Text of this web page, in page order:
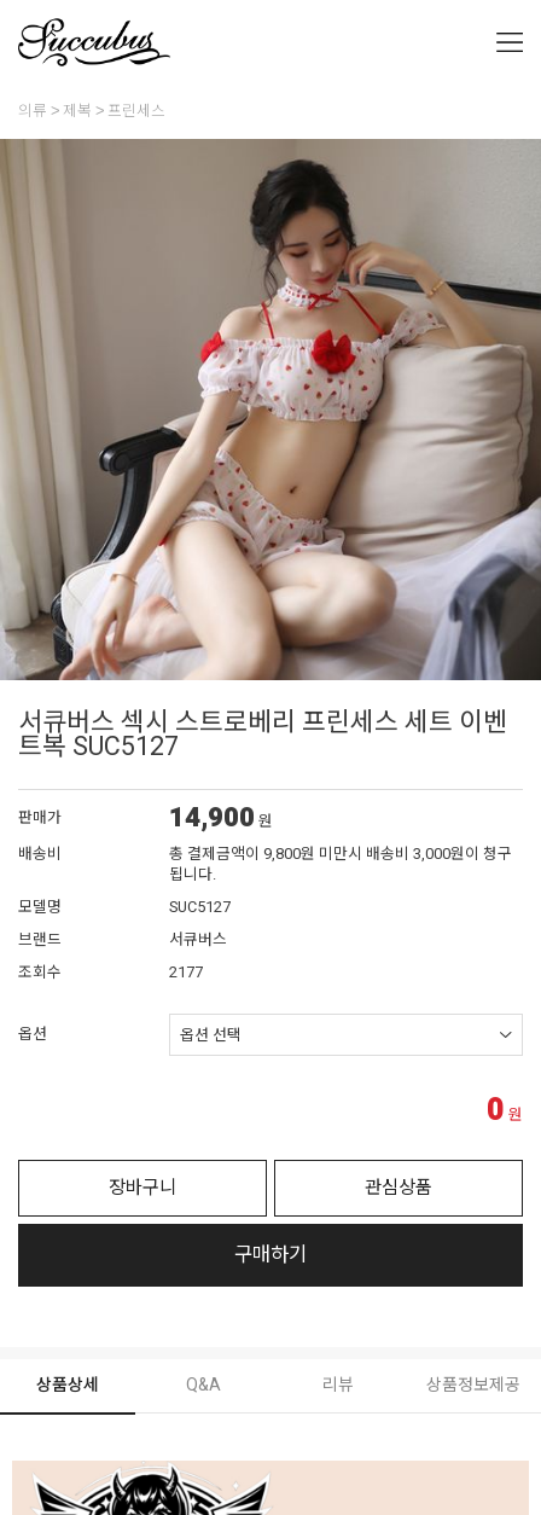
의류 제복 프린세스
서큐버스 섹시 스트로베리 프린세스 세트 이벤
트복 SUC5127
판매가 14,900 원
배송비
총 결제금액이 9,800원 미만시 배송비 3,000원이 청구
됩니다.
모델명
SUC5127
브랜드
서큐버스
조회수
2177
옵션
0 원
장바구니 관심상품
구매하기
상품상세 Q&A 리뷰 상품정보제공